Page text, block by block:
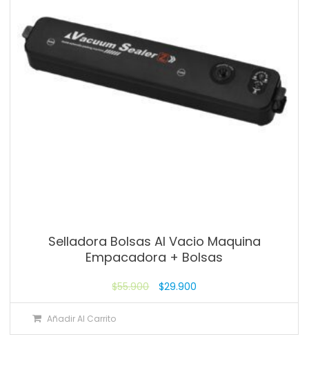
Selladora Bolsas Al Vacio Maquina
Empacadora + Bolsas
$55.900 $29.900
Añadir Al Carrito